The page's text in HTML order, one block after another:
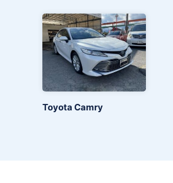
Toyota Camry